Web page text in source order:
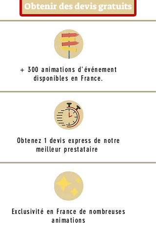
Obtenir des devis gratuits
+ 300 animations d'événement
disponibles en France.
Obtenez 1 devis express de notre
meilleur prestataire
Exclusivité en France de nombreuses
animations